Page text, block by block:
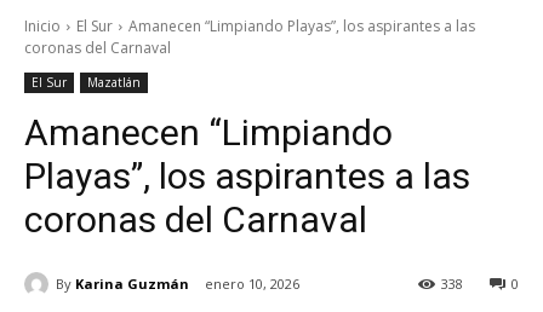
Inicio El Sur
Amanecen “Limpiando Playas”, los aspirantes a las
coronas del Carnaval
El Sur Mazatlán
Amanecen “Limpiando
Playas”, los aspirantes a las
coronas del Carnaval
By Karina Guzmán enero 10, 2026 0
338